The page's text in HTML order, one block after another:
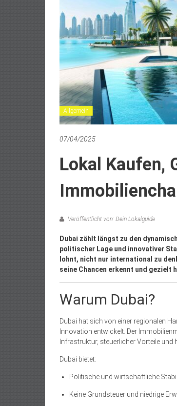
Allgemein
07/04/2025
Lokal Kaufen,
Veröffentlicht von: Dein Lokalguide
Dubai zählt längst zu den
politischer Lage und innovativer
lohnt, nicht nur international zu
seine Chancen erkennt und
Warum Dubai?
Dubai hat sich von einer regionalen
Innovation entwickelt. Der
Infrastruktur, steuerlicher Vorteile
Dubai bietet:
Politische und wirtschaftliche
Keine Grundsteuer und niedrige